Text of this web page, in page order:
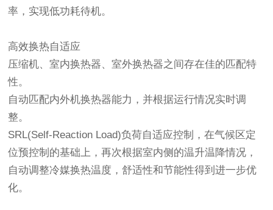
率，实现低功耗待机。
高效换热自适应
压缩机、室内换热器、室外换热器之间存在佳的匹配特
性。
自动匹配内外机换热器能力，并根据运行情况实时调
整。
SRL(Self-Reaction Load)负荷自适应控制，在气候区定
位预控制的基础上，再次根据室内侧的温升温降情况，
自动调整冷媒换热温度，舒适性和节能性得到进一步优
化。